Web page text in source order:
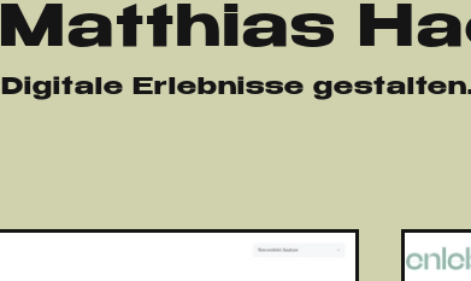
Matthias
Digitale Erlebnisse